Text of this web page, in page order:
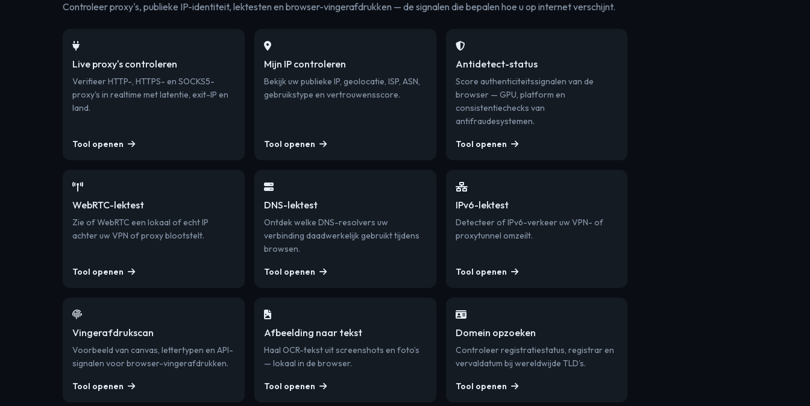
Controleer proxy's, publieke IP-identiteit, lektesten en browser-vingerafdrukken — de signalen die bepalen hoe u op internet verschijnt.
Live proxy's controleren
Verifieer HTTP-, HTTPS- en SOCKS5-
proxy's in realtime met latentie, exit-IP en
land.
Tool openen
Mijn IP controleren
Bekijk uw publieke IP, geolocatie, ISP, ASN,
gebruikstype en vertrouwensscore.
Tool openen
Antidetect-status
Score authenticiteitssignalen van de
browser — GPU, platform en
consistentiechecks van
antifraudesystemen.
Tool openen
WebRTC-lektest
Zie of WebRTC een lokaal of echt IP
achter uw VPN of proxy blootstelt.
Tool openen
DNS-lektest
Ontdek welke DNS-resolvers uw
verbinding daadwerkelijk gebruikt tijdens
browsen.
Tool openen
IPv6-lektest
Detecteer of IPv6-verkeer uw VPN- of
proxytunnel omzeilt.
Tool openen
Vingerafdrukscan
Voorbeeld van canvas, lettertypen en API-
signalen voor browser-vingerafdrukken.
Tool openen
Afbeelding naar tekst
Haal OCR-tekst uit screenshots en foto’s
— lokaal in de browser.
Tool openen
Domein opzoeken
Controleer registratiestatus, registrar en
vervaldatum bij wereldwijde TLD’s.
Tool openen